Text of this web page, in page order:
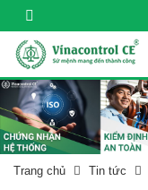
Trang chủ Tin tức